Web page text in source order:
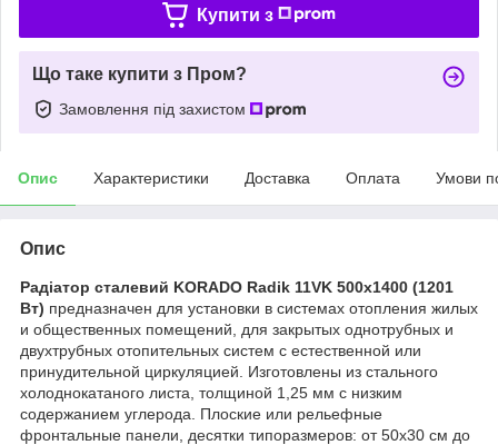
Купити з
Що таке купити з Пром?
Замовлення під захистом
Опис Характеристики Доставка Оплата Умови
Опис
Радіатор сталевий KORADO Radik 11VK 500x1400 (1201
Вт) предназначен для установки в системах отопления жилых
и общественных помещений, для закрытых однотрубных и
двухтрубных отопительных систем с естественной или
принудительной циркуляцией. Изготовлены из стального
холоднокатаного листа, толщиной 1,25 мм с низким
содержанием углерода. Плоские или рельефные
фронтальные панели, десятки типоразмеров: от 50х30 см до